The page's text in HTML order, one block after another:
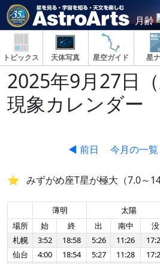
月齢
トピックス 天体写真 星空ガイド 星
2025年9月27日
現象カレンダー
◀ 前日 今月の一覧
みずがめ座T星が極大（7.0～
薄明 太陽
場所
始 終 出 南中 没
札幌
3:52 18:58 5:26 11:26
仙台
4:00 18:54 5:27 11:28